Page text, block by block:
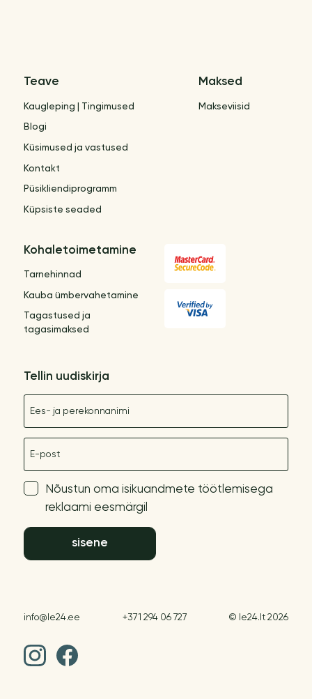
Teave
Kaugleping | Tingimused
Blogi
Küsimused ja vastused
Kontakt
Püsikliendiprogramm
Küpsiste seaded
Maksed
Makseviisid
Kohaletoimetamine
Tarnehinnad
Kauba ümbervahetamine
Tagastused ja
tagasimaksed
Tellin uudiskirja
Nõustun oma isikuandmete töötlemisega
reklaami eesmärgil
sisene
info@le24.ee +371 294 06 727 © le24.lt 2026